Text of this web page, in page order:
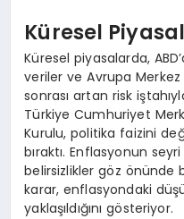
Küresel
Küresel piyasalarda,
veriler ve Avrupa Merkez
sonrası artan risk
Türkiye Cumhuriyet
Kurulu, politika faizini
bıraktı. Enflasyonun
belirsizlikler göz önünde
karar, enflasyondaki
yaklaşıldığını gösteriyor.